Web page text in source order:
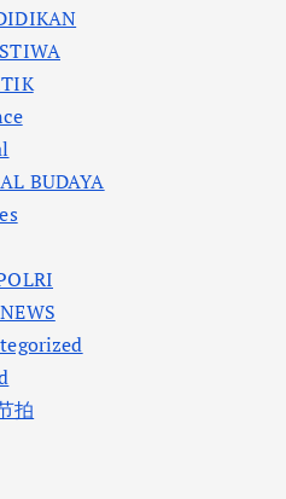
BUDAYA
拍